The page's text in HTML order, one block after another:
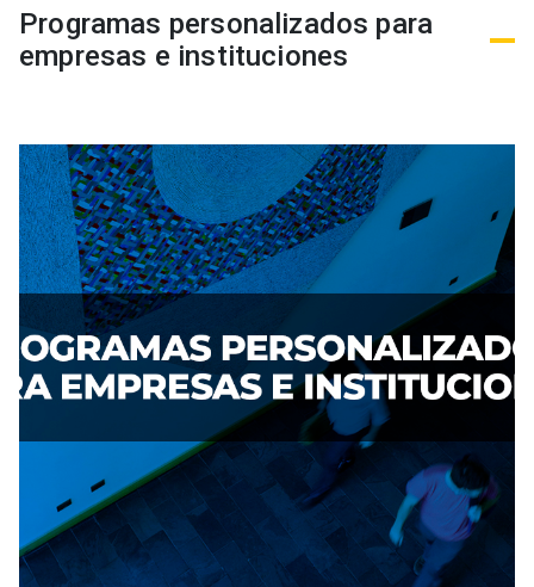
Programas personalizados para
empresas e instituciones